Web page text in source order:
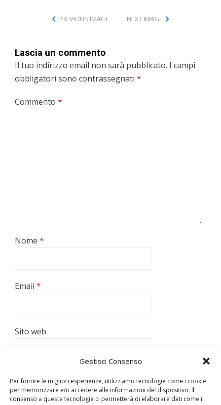
Gestisci Consenso
Per fornire le migliori esperienze, utilizziamo tecnologie come i cookie
per memorizzare e/o accedere alle informazioni del dispositivo. Il
consenso a queste tecnologie ci permetterà di elaborare dati come il
PREVIOUS IMAGE NEXT IMAGE
Lascia un commento
Il tuo indirizzo email non sarà pubblicato. I campi
obbligatori sono contrassegnati *
Commento *
Nome *
Email *
Sito web